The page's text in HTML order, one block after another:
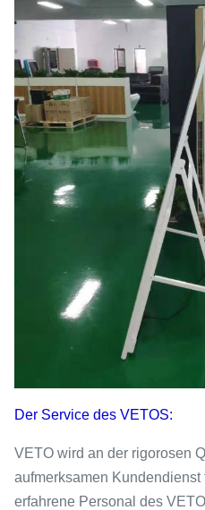
Der Service des VETOS:
VETO wird an der rigorosen
aufmerksamen Kundendienst
erfahrene Personal des